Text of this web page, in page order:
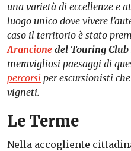
una varietà di eccellenze e
luogo unico dove vivere
caso il territorio è stato
Arancione del Touring
meravigliosi paesaggi di
percorsi per escursionisti
vigneti.
Le Terme
Nella accogliente